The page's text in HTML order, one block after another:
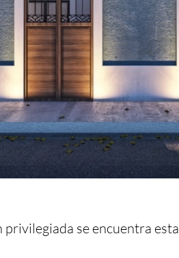
se encuentra